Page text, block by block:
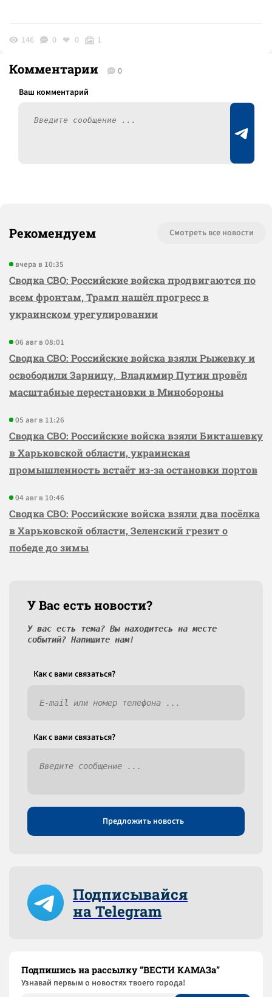
146 0 0 1
Комментарии 0
Рекомендуем Смотреть все новости
вчера в 10:35
Сводка СВО: Российские войска продвигаются по
всем фронтам, Трамп нашёл прогресс в
украинском урегулировании
06 авг в 08:01
Сводка СВО: Российские войска взяли Рыжевку и
освободили Зарницу, Владимир Путин провёл
масштабные перестановки в Минобороны
05 авг в 11:26
Сводка СВО: Российские войска взяли Бикташевку
в Харьковской области, украинская
промышленность встаёт из-за остановки портов
04 авг в 10:46
Сводка СВО: Российские войска взяли два посёлка
в Харьковской области, Зеленский грезит о
победе до зимы
У Вас есть новости?
У вас есть тема? Вы находитесь на месте
событий? Напишите нам!
Как c вами связаться?
Как c вами связаться?
Предложить новость
Подписывайся
на Telegram
Подпишись на рассылку “ВЕСТИ КАМАЗа”
Узнaвай первым о новостях твоего города!